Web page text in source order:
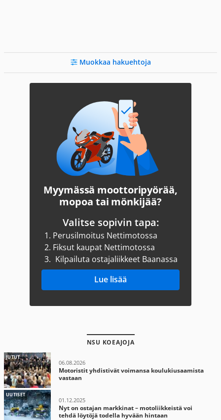
Muokkaa hakuehtoja
Myymässä moottoripyörää,
mopoa tai mönkijää?
Valitse sopivin tapa:
1. Perusilmoitus Nettimotossa
2. Fiksut kaupat Nettimotossa
3. Kilpailuta ostajaliikkeet Baanassa
Lue lisää
NSU KOEAJOJA
JUTUT
06.08.2026
Motoristit yhdistivät voimansa koulukiusaamista
vastaan
UUTISET
01.12.2025
Nyt on ostajan markkinat – motoliikkeistä voi
tehdä löytöjä todella hyvään hintaan